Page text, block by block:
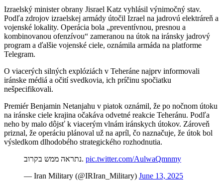
Izraelský minister obrany Jisrael Katz vyhlásil výnimočný stav.
Podľa zdrojov izraelskej armády útočil Izrael na jadrovú elektráreň a
vojenské lokality. Operácia bola „preventívnou, presnou a
kombinovanou ofenzívou“ zameranou na útok na iránsky jadrový
program a ďalšie vojenské ciele, oznámila armáda na platforme
Telegram.
O viacerých silných explóziách v Teheráne najprv informovali
iránske médiá a očití svedkovia, ich príčinu spočiatku
nešpecifikovali.
Premiér Benjamin Netanjahu v piatok oznámil, že po nočnom útoku
na iránske ciele krajina očakáva odvetné reakcie Teheránu. Podľa
neho by malo dôjsť k viacerým vlnám iránskych útokov. Zároveň
priznal, že operáciu plánoval už na apríl, čo naznačuje, že útok bol
výsledkom dlhodobého strategického rozhodnutia.
נתראה ממש בקרוב. pic.twitter.com/AulwaQmnmy
— Iran Military (@IRIran_Military) June 13, 2025